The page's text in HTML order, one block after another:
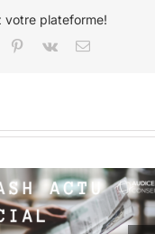
votre plateforme!
Pinterest
Vk Email